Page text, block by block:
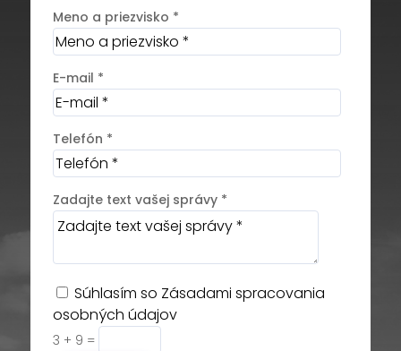
Meno a priezvisko *
E-mail *
Telefón *
Zadajte text vašej správy *
Súhlasím so Zásadami spracovania
osobných údajov
3 + 9 =